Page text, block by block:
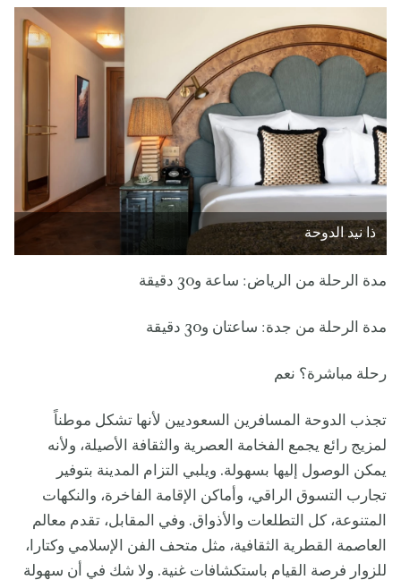
ذا نيد الدوحة
مدة الرحلة من الرياض: ساعة و30 دقيقة
مدة الرحلة من جدة: ساعتان و30 دقيقة
رحلة مباشرة؟ نعم
تجذب الدوحة المسافرين السعوديين لأنها تشكل موطناً
لمزيج رائع يجمع الفخامة العصرية والثقافة الأصيلة، ولأنه
يمكن الوصول إليها بسهولة. ويلبي التزام المدينة بتوفير
تجارب التسوق الراقي، وأماكن الإقامة الفاخرة، والنكهات
المتنوعة، كل التطلعات والأذواق. وفي المقابل، تقدم معالم
العاصمة القطرية الثقافية، مثل متحف الفن الإسلامي وكتارا،
للزوار فرصة القيام باستكشافات غنية. ولا شك في أن سهولة